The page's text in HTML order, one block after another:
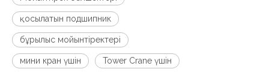
қосылатын подшипник
бұрылыс мойынтіректері
мини кран үшін Tower Crane үшін